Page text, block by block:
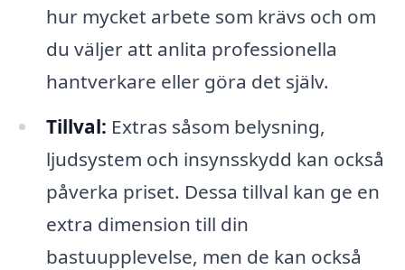
hur mycket arbete som krävs och om
du väljer att anlita professionella
hantverkare eller göra det själv.
Tillval: Extras såsom belysning,
ljudsystem och insynsskydd kan också
påverka priset. Dessa tillval kan ge en
extra dimension till din
bastuupplevelse, men de kan också